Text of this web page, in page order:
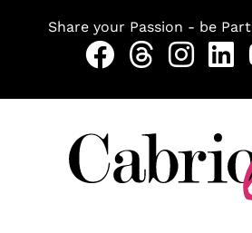
Share your Passion - be